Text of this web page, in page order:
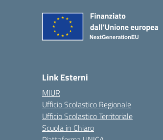
Link Esterni
MIUR
Ufficio Scolastico Regionale
Ufficio Scolastico Territoriale
Scuola in Chiaro